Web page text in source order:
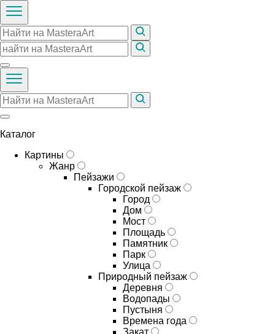
Каталог
Картины
Жанр
Пейзажи
Городской пейзаж
Город
Дом
Мост
Площадь
Памятник
Парк
Улица
Природный пейзаж
Деревня
Водопады
Пустыня
Времена года
Закат